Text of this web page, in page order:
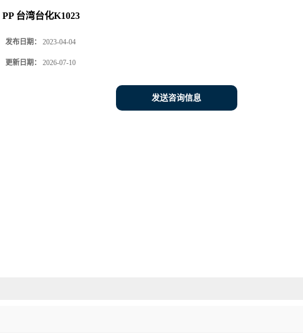
PP 台湾台化K1023
发布日期： 2023-04-04
更新日期： 2026-07-10
发送咨询信息